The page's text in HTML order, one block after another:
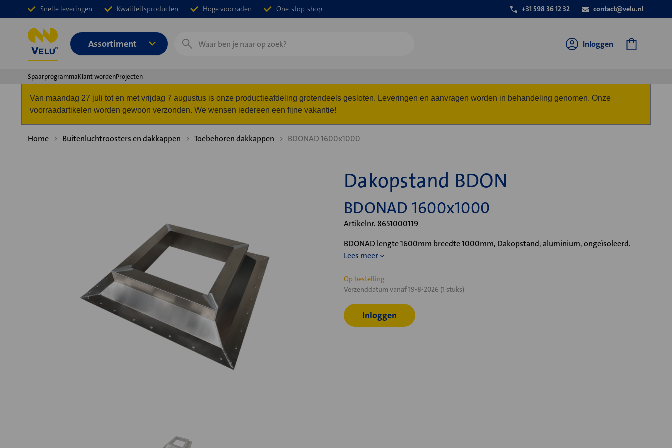
Snelle leveringen Kwaliteitsproducten Hoge voorraden One-stop-shop +31 598 36 12 32 contact@velu.nl
Assortiment
Zoeken
Inloggen
SpaarprogrammaKlant wordenProjecten
Van maandag 27 juli tot en met vrijdag 7 augustus is onze productieafdeling grotendeels gesloten. Leveringen en aanvragen worden in behandeling genomen. Onze
voorraadartikelen worden gewoon verzonden. We wensen iedereen een fijne vakantie!
Home Buitenluchtroosters en dakkappen Toebehoren dakkappen BDONAD 1600x1000
Dakopstand BDON
BDONAD 1600x1000
Artikelnr. 8651000119
BDONAD lengte 1600mm breedte 1000mm, Dakopstand, aluminium, ongeïsoleerd.
Lees meer
Huidige
voorraad:
Op bestelling
Verzenddatum vanaf 19-8-2026 (1 stuks)
Inloggen